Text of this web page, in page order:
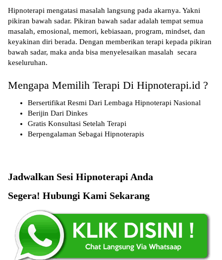
Hipnoterapi mengatasi masalah langsung pada akarnya. Yakni
pikiran bawah sadar. Pikiran bawah sadar adalah tempat semua
masalah, emosional, memori, kebiasaan, program, mindset, dan
keyakinan diri berada. Dengan memberikan terapi kepada pikiran
bawah sadar, maka anda bisa menyelesaikan masalah secara
keseluruhan.
Mengapa Memilih Terapi Di Hipnoterapi.id ?
Bersertifikat Resmi Dari Lembaga Hipnoterapi Nasional
Berijin Dari Dinkes
Gratis Konsultasi Setelah Terapi
Berpengalaman Sebagai Hipnoterapis
Jadwalkan Sesi Hipnoterapi Anda
Segera! Hubungi Kami Sekarang